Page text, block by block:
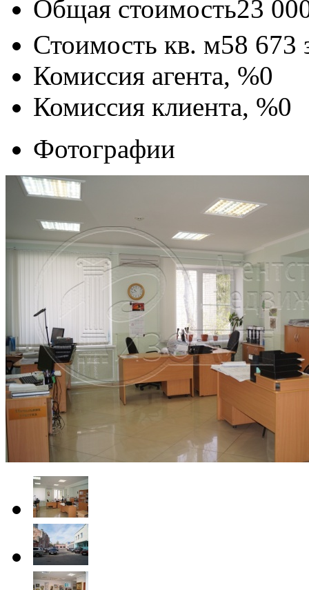
Общая стоимость23
Стоимость кв. м58 673
Комиссия агента, %0
Комиссия клиента, %0
Фотографии